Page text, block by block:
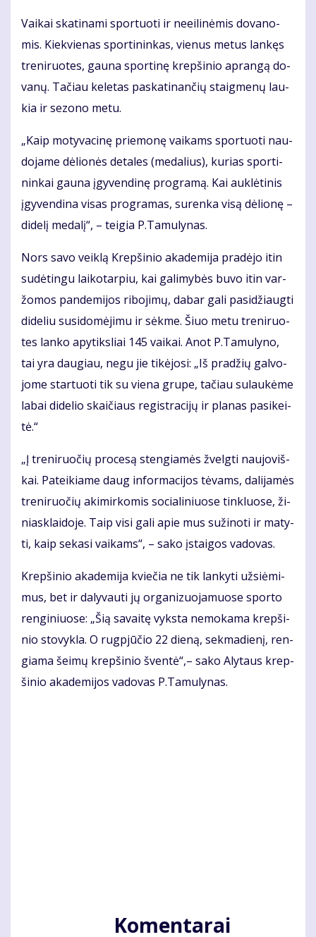
Vai­kai ska­ti­na­mi spor­tuo­ti ir ne­ei­li­nė­mis do­va­no­
mis. Kiek­vie­nas spor­ti­nin­kas, vie­nus me­tus lan­kęs
tre­ni­ruo­tes, gau­na spor­ti­nę krep­ši­nio ap­ran­gą do­
va­nų. Ta­čiau ke­le­tas pa­ska­ti­nan­čių staig­me­nų lau­
kia ir se­zo­no me­tu.
„Kaip mo­ty­va­ci­nę prie­mo­nę vai­kams spor­tuo­ti nau­
do­ja­me dė­lio­nės de­ta­les (me­da­lius), ku­rias spor­ti­
nin­kai gau­na įgy­ven­di­nę pro­gra­mą. Kai auk­lė­ti­nis
įgy­ven­di­na vi­sas pro­gra­mas, su­ren­ka vi­są dė­lio­nę –
di­de­lį me­da­lį“, – tei­gia P.Ta­mu­ly­nas.
Nors sa­vo veik­lą Krep­ši­nio aka­de­mi­ja pra­dė­jo itin
su­dė­tin­gu lai­ko­tar­piu, kai ga­li­my­bės bu­vo itin var­
žo­mos pan­de­mi­jos ri­bo­ji­mų, da­bar ga­li pa­si­džiaug­ti
di­de­liu su­si­do­mė­ji­mu ir sėk­me. Šiuo me­tu tre­ni­ruo­
tes lan­ko apy­tiks­liai 145 vai­kai. Anot P.Ta­mu­ly­no,
tai yra dau­giau, ne­gu jie ti­kė­jo­si: „Iš pra­džių gal­vo­
jo­me star­tuo­ti tik su vie­na gru­pe, ta­čiau su­lau­kė­me
la­bai di­de­lio skai­čiaus re­gist­ra­ci­jų ir pla­nas pa­si­kei­
tė.“
„Į tre­ni­ruo­čių pro­ce­są sten­gia­mės žvelg­ti nau­jo­viš­
kai. Pa­tei­kia­me daug in­for­ma­ci­jos tė­vams, da­li­ja­mės
tre­ni­ruo­čių aki­mir­ko­mis so­cia­li­niuo­se tin­kluo­se, ži­
niask­lai­do­je. Taip vi­si ga­li apie mus su­ži­no­ti ir ma­ty­
ti, kaip se­ka­si vai­kams“, – sa­ko įstai­gos va­do­vas.
Krep­ši­nio aka­de­mi­ja kvie­čia ne tik lan­ky­ti už­si­ė­mi­
mus, bet ir da­ly­vau­ti jų or­ga­ni­zuo­ja­muo­se spor­to
ren­gi­niuo­se: „Šią sa­vai­tę vyks­ta ne­mo­ka­ma krep­ši­
nio sto­vyk­la. O rug­pjū­čio 22 die­ną, sek­ma­die­nį, ren­
gia­ma šei­mų krep­ši­nio šven­tė“,– sa­ko Aly­taus krep­
ši­nio aka­de­mi­jos va­do­vas P.Ta­mu­ly­nas.
Komentarai